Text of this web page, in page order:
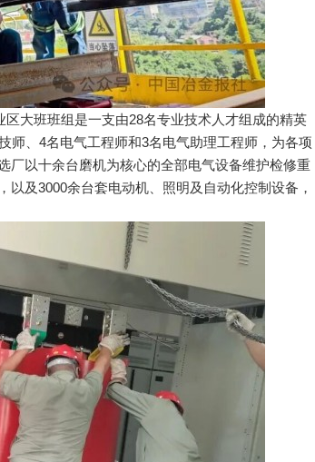
大班班组是一支由28名专业技术人才组成的精英
、4名电气工程师和3名电气助理工程师，为各项
厂以十余台磨机为核心的全部电气设备维护检修重
及3000余台套电动机、照明及自动化控制设备，